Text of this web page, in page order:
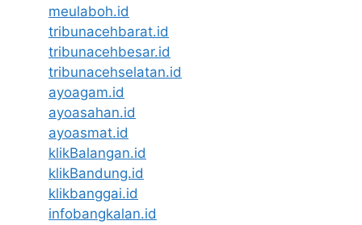
meulaboh.id
tribunacehbarat.id
tribunacehbesar.id
tribunacehselatan.id
ayoagam.id
ayoasahan.id
ayoasmat.id
klikBalangan.id
klikBandung.id
klikbanggai.id
infobangkalan.id